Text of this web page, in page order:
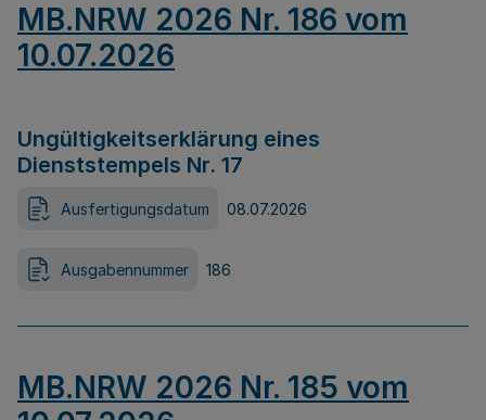
MB.NRW 2026 Nr. 186 vom
10.07.2026
Ungültigkeitserklärung eines
Dienststempels Nr. 17
Ausfertigungsdatum 08.07.2026
Ausgabennummer 186
MB.NRW 2026 Nr. 185 vom